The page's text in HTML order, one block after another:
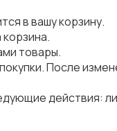
в вашу корзину.
.
товары.
После
действия: